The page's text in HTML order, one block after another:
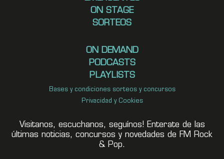
ON STAGE
SORTEOS
ON DEMAND
PODCASTS
PLAYLISTS
Bases y condiciones sorteos y concursos
Privacidad y Cookies
Visitanos, escuchanos, seguínos! Enterate de las
últimas noticias, concursos y novedades de FM Rock
& Pop.